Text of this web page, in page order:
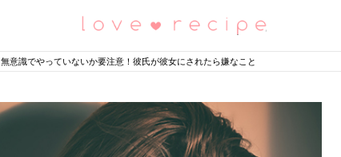
恋愛レシピ
無意識でやっていないか要注意！彼氏が彼女にされたら嫌なこと